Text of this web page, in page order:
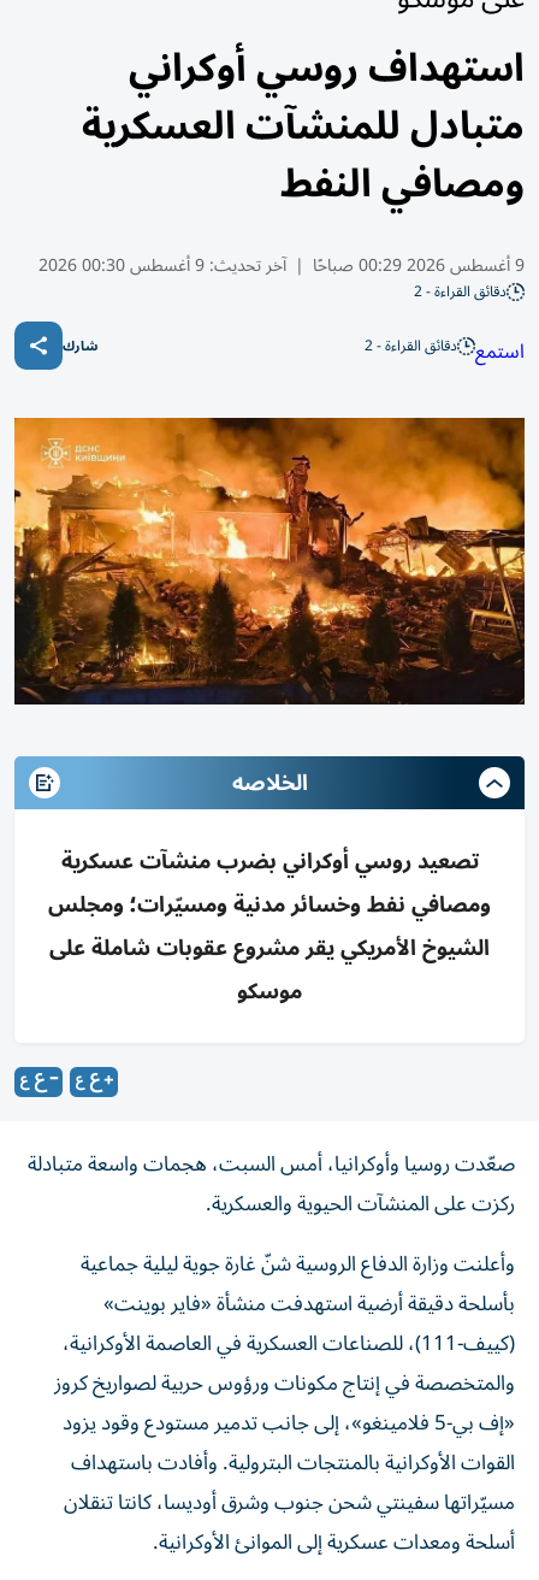
استهداف روسي أوكراني
متبادل للمنشآت العسكرية
ومصافي النفط
9 أغسطس 2026 00:29 صباحًا | آخر تحديث:9 أغسطس 00:30 2026
دقائق القراءة - 2
استمع دقائق القراءة - 2 شارك
الخلاصه
تصعيد روسي أوكراني بضرب منشآت عسكرية
ومصافي نفط وخسائر مدنية ومسيّرات؛ ومجلس
الشيوخ الأمريكي يقر مشروع عقوبات شاملة على
موسكو
صعّدت روسيا وأوكرانيا، أمس السبت، هجمات واسعة متبادلة
ركزت على المنشآت الحيوية والعسكرية.
وأعلنت وزارة الدفاع الروسية شنّ غارة جوية ليلية جماعية
بأسلحة دقيقة أرضية استهدفت منشأة «فاير بوينت»
(كييف-111)، للصناعات العسكرية في العاصمة الأوكرانية،
والمتخصصة في إنتاج مكونات ورؤوس حربية لصواريخ كروز
«إف بي-5 فلامينغو»، إلى جانب تدمير مستودع وقود يزود
القوات الأوكرانية بالمنتجات البترولية. وأفادت باستهداف
مسيّراتها سفينتي شحن جنوب وشرق أوديسا، كانتا تنقلان
أسلحة ومعدات عسكرية إلى الموانئ الأوكرانية.